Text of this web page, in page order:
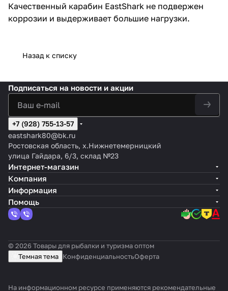
Качественный карабин EastShark не подвержен
коррозии и выдерживает большие нагрузки.
Назад к списку
Подписаться на новости и акции
+7 (928) 755-13-57
eastshark80@bk.ru
Ростовская область, х.Нижнетемерницкий
улица Гайдара, 6/3, склад №23
Интернет-магазин
Компания
Информация
Помощь
© 2026 Товары для рыбалки и туризма оптом
Темная тема КонфиденциальностьОферта
На информационном ресурсе применяются рекомендательные